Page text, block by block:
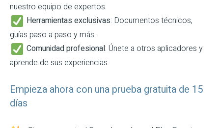
nuestro equipo de expertos.
Herramientas exclusivas: Documentos técnicos,
guías paso a paso y más.
Comunidad profesional: Únete a otros aplicadores y
aprende de sus experiencias.
Empieza ahora con una prueba gratuita de 15
días